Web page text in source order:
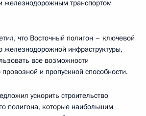
железнодорожным транспортом
что Восточный полигон – ключевой
железнодорожной инфраструктуры,
все возможности
и пропускной способности.
ускорить строительство
полигона, которые наибольшим